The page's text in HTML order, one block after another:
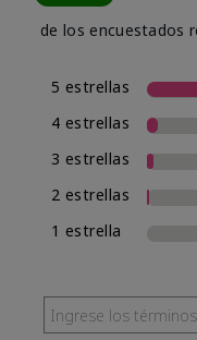
de los encuestados
5 estrellas
4 estrellas
3 estrellas
2 estrellas
1 estrella